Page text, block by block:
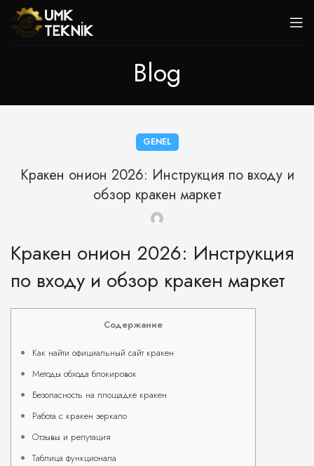
Blog
GENEL
Кракен онион 2026: Инструкция по входу и
обзор кракен маркет
Кракен онион 2026: Инструкция
по входу и обзор кракен маркет
Содержание
Как найти официальный сайт кракен
Методы обхода блокировок
Безопасность на площадке кракен
Работа с кракен зеркало
Отзывы и репутация
Таблица функционала